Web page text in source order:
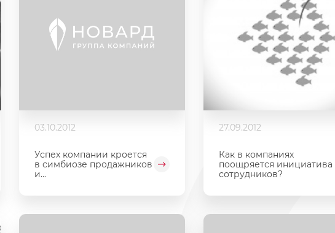
03.10.2012
Успех компании кроется
в симбиозе продажников
и...
27.09.2012
Как в компаниях
поощряется инициатива
сотрудников?